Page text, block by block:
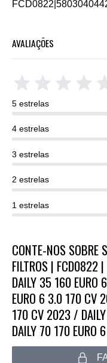
FCD0822
AVALIAÇÕES
5 estrelas
4 estrelas
3 estrelas
2 estrelas
1 estrelas
CONTE-NOS SOBRE
FILTROS | FCD0822 |
DAILY 35 160
EURO 6 3.0 170 CV
170 CV 2023 /
DAILY 70 170